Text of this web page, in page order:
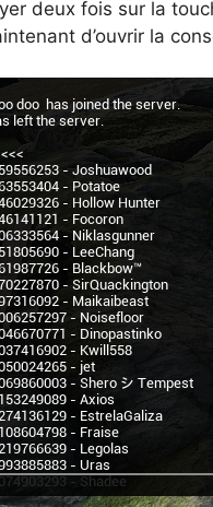
deux fois sur la
d’ouvrir la